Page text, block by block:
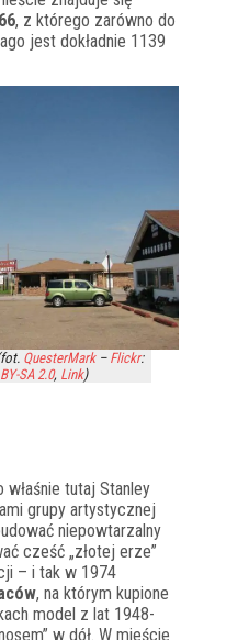
, z którego zarówno do
jest dokładnie 1139
QuesterMark– Flickr:
SA 2.0, Link)
właśnie tutaj Stanley
grupy artystycznej
niepowtarzalny
cześć „złotej erze”
– i tak w 1974
, na którym kupione
model z lat 1948-
w dół. W mieście